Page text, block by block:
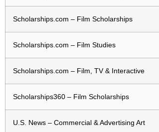
Scholarships.com – Film Scholarships
Scholarships.com – Film Studies
Scholarships.com – Film, TV & Interactive
Scholarships360 – Film Scholarships
U.S. News – Commercial & Advertising Art